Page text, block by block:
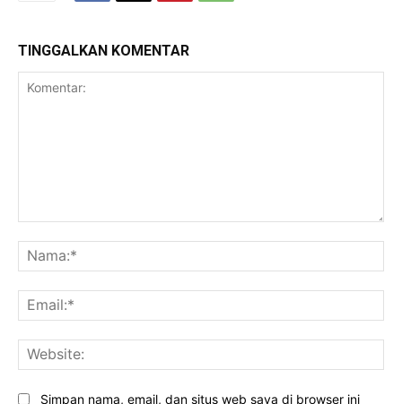
TINGGALKAN KOMENTAR
Simpan nama, email, dan situs web saya di browser ini